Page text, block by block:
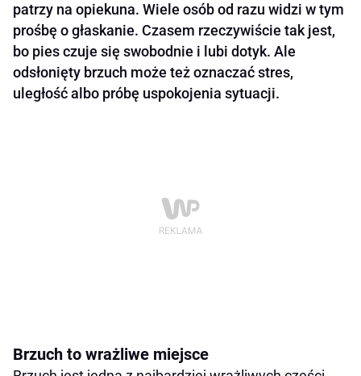
patrzy na opiekuna. Wiele osób od razu widzi w tym
prośbę o głaskanie. Czasem rzeczywiście tak jest,
bo pies czuje się swobodnie i lubi dotyk. Ale
odsłonięty brzuch może też oznaczać stres,
uległość albo próbę uspokojenia sytuacji.
Brzuch to wrażliwe miejsce